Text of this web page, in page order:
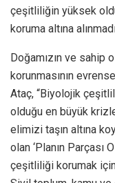
çeşitliliğin yüksek
koruma altına
Doğamızın ve
korunmasının
Ataç, “Biyolojik
olduğu en büyük
elimizi taşın altına
olan ‘Planın Parçası
çeşitliliği korumak